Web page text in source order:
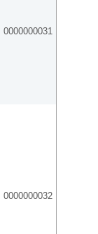
0000000031
0000000032